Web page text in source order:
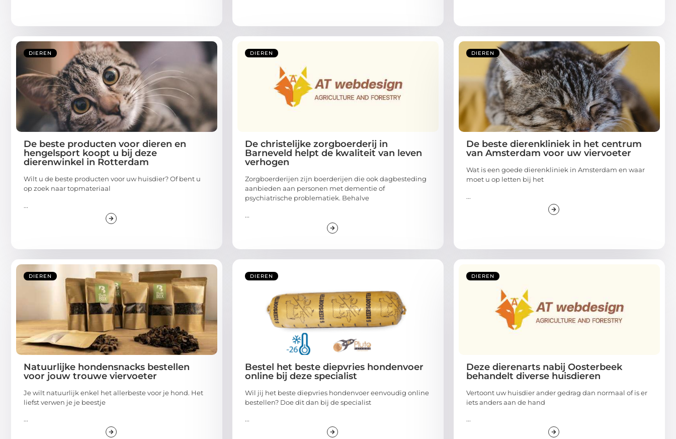
DIEREN
De beste producten voor dieren en
hengelsport koopt u bij deze
dierenwinkel in Rotterdam
Wilt u de beste producten voor uw huisdier? Of bent u
op zoek naar topmateriaal
...
DIEREN
De christelijke zorgboerderij in
Barneveld helpt de kwaliteit van leven
verhogen
Zorgboerderijen zijn boerderijen die ook dagbesteding
aanbieden aan personen met dementie of
psychiatrische problematiek. Behalve
...
DIEREN
De beste dierenkliniek in het centrum
van Amsterdam voor uw viervoeter
Wat is een goede dierenkliniek in Amsterdam en waar
moet u op letten bij het
...
DIEREN
Natuurlijke hondensnacks bestellen
voor jouw trouwe viervoeter
Je wilt natuurlijk enkel het allerbeste voor je hond. Het
liefst verwen je je beestje
...
DIEREN
Bestel het beste diepvries hondenvoer
online bij deze specialist
Wil jij het beste diepvries hondenvoer eenvoudig online
bestellen? Doe dit dan bij de specialist
...
DIEREN
Deze dierenarts nabij Oosterbeek
behandelt diverse huisdieren
Vertoont uw huisdier ander gedrag dan normaal of is er
iets anders aan de hand
...